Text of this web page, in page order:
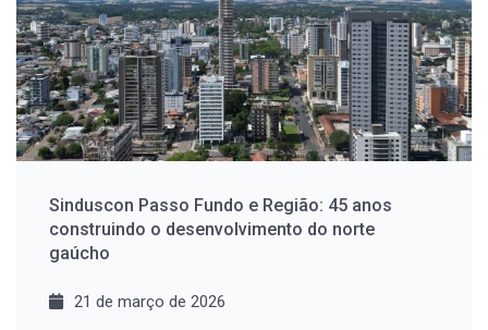
Sinduscon Passo Fundo e Região: 45 anos
construindo o desenvolvimento do norte
gaúcho
21 de março de 2026